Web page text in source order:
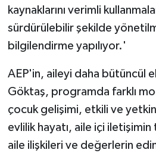
kaynaklarını verimli
sürdürülebilir şekilde
bilgilendirme yapılıyor.'
AEP'in, aileyi daha bütüncül
Göktaş, programda farklı
çocuk gelişimi, etkili ve
evlilik hayatı, aile içi iletişimin
aile ilişkileri ve değerlerin